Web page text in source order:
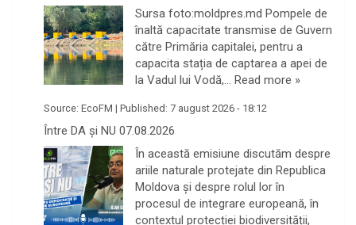
Sursa foto:moldpres.md Pompele de
înaltă capacitate transmise de Guvern
către Primăria capitalei, pentru a
capacita stația de captarea a apei de
la Vadul lui Vodă,… Read more »
Source: EcoFM | Published: 7 august 2026 - 18:12
Între DA și NU 07.08.2026
În această emisiune discutăm despre
ariile naturale protejate din Republica
Moldova și despre rolul lor în
procesul de integrare europeană, în
contextul protecției biodiversității,